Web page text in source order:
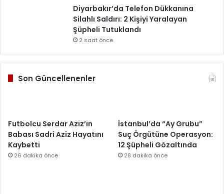
Diyarbakır’da Telefon Dükkanına
Silahlı Saldırı: 2 Kişiyi Yaralayan
Şüpheli Tutuklandı
2 saat önce
Son Güncellenenler
Futbolcu Serdar Aziz’in
Babası Sadri Aziz Hayatını
Kaybetti
26 dakika önce
İstanbul’da “Ay Grubu”
Suç Örgütüne Operasyon:
12 Şüpheli Gözaltında
28 dakika önce